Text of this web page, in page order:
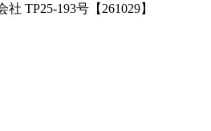
TP25-193号【261029】